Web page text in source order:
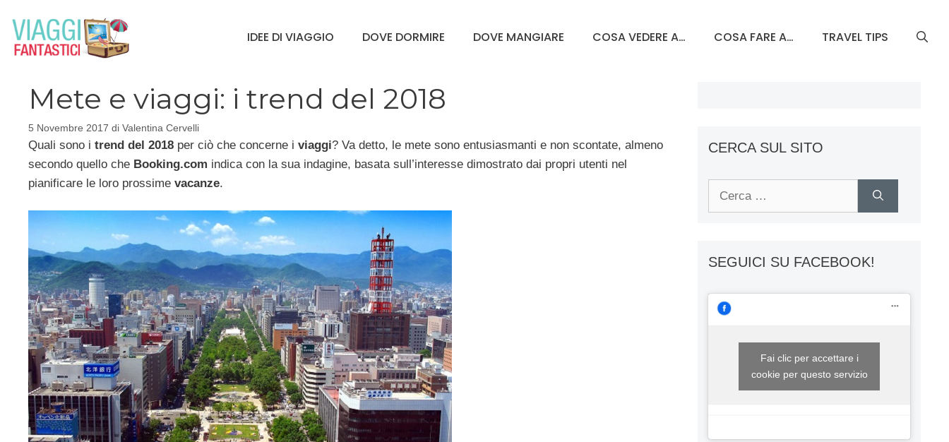
contenuto
IDEE DI VIAGGIO DOVE DORMIRE DOVE MANGIARE COSA VEDERE A… COSA FARE A… TRAVEL TIPS
Mete e viaggi: i trend del 2018
5 Novembre 2017 di Valentina Cervelli
Quali sono i trend del 2018 per ciò che concerne i viaggi? Va detto, le mete sono entusiasmanti e non scontate, almeno
secondo quello che Booking.com indica con la sua indagine, basata sull’interesse dimostrato dai propri utenti nel
pianificare le loro prossime vacanze.
CERCA SUL SITO
SEGUICI SU FACEBOOK!
Fai clic per accettare i
cookie per questo servizio